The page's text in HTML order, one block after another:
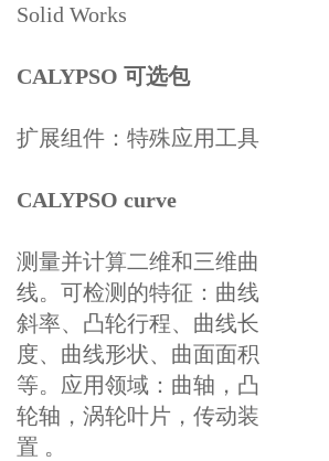
Solid Works
CALYPSO 可选包
扩展组件：特殊应用工具
CALYPSO curve
测量并计算二维和三维曲
线。可检测的特征：曲线
斜率、凸轮行程、曲线长
度、曲线形状、曲面面积
等。应用领域：曲轴，凸
轮轴，涡轮叶片，传动装
置 。